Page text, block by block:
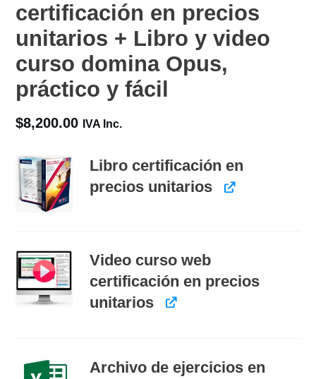
certificación en precios
unitarios + Libro y video
curso domina Opus,
práctico y fácil
$8,200.00 IVA Inc.
Libro certificación en
precios unitarios
Video curso web
certificación en precios
unitarios
Archivo de ejercicios en